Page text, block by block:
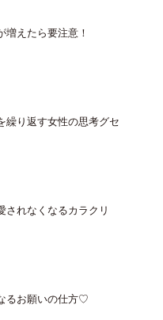
増えたら要注意！
繰り返す女性の思考グセ
されなくなるカラクリ
るお願いの仕方♡